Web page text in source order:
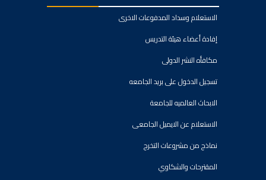
الاستعلام وسداد المدفوعات الاخرى
إفادة أعضاء هيئة التدريس
مكافأه النشر الدولى
تسجيل الدخول على بريد الجامعه
الابحاث العالميه للجامعة
الاستعلام عن الايميل الجامعى
نماذج من مشروعات التخرج
المقترحات والشكاوي